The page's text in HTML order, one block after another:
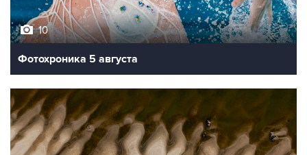
10
Фотохроника 5 августа